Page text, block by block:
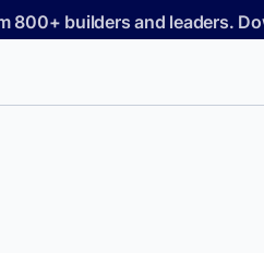
800+ builders and leaders.